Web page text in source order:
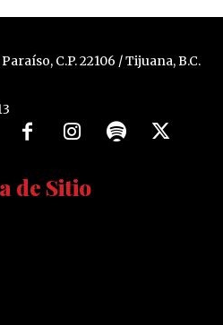
C.P. 22106 / Tijuana, B.C.
de Sitio